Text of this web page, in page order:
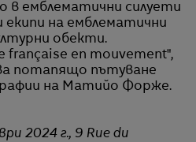
в емблематични силуети
екипи на емблематични
обекти.
française en mouvement",
потапящо пътуване
на Матийо Форже.
2024 г., 9 Rue du